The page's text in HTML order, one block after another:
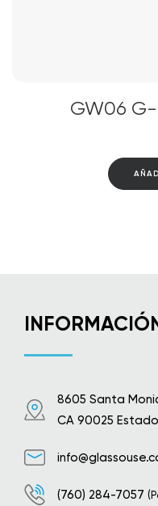
GW06
8605 Santa
CA 90025
(760) 284-7057